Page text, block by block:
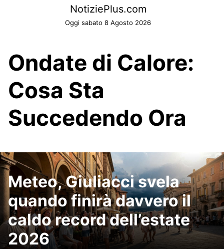
NotiziePlus.com
Oggi sabato 8 Agosto 2026
Ondate di Calore:
Cosa Sta
Succedendo Ora
Meteo, Giuliacci svela
quando finirà davvero il
caldo record dell’estate
2026